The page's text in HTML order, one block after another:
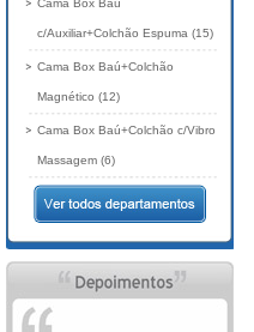
Cama Box Baú
c/Auxiliar+Colchão Espuma (15)
Cama Box Baú+Colchão
Magnético (12)
Cama Box Baú+Colchão c/Vibro
Massagem (6)